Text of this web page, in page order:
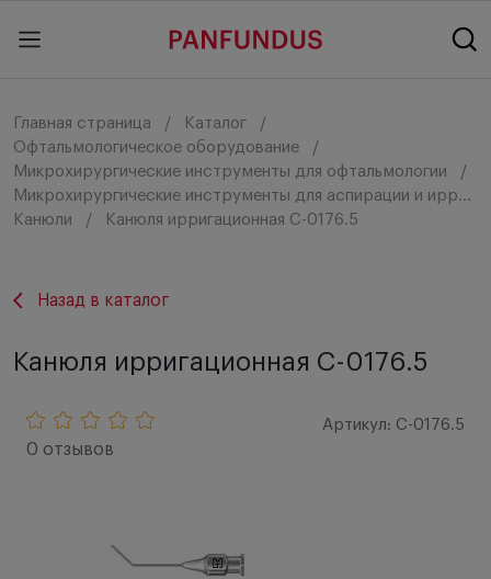
Главная страница
Каталог
Офтальмологическое оборудование
Микрохирургические инструменты для офтальмологии
Микрохирургические инструменты для аспирации и ирригации
Канюли
Канюля ирригационная C-0176.5
Назад в каталог
Канюля ирригационная C-0176.5
0 отзывов
Артикул: C-0176.5